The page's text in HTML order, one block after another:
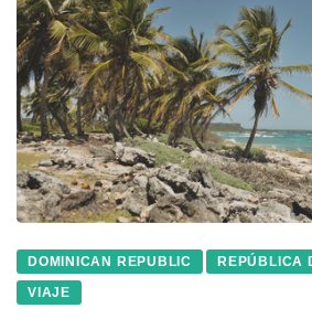
DOMINICAN REPUBLIC
REPÚBLICA
VIAJE